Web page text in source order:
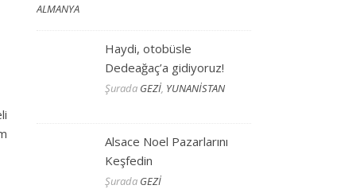
ALMANYA
Haydi, otobüsle
Dedeağaç’a gidiyoruz!
Şurada GEZİ, YUNANİSTAN
Alsace Noel Pazarlarını
Keşfedin
Şurada GEZİ